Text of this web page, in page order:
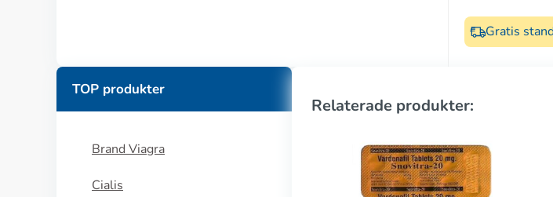
Gratis
TOP produkter
Brand Viagra
Cialis
Relaterade produkter: